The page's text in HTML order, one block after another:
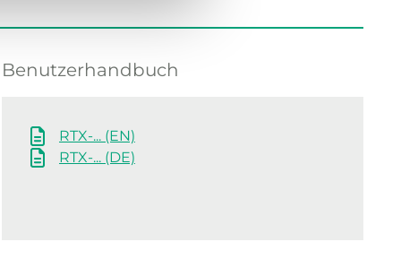
Benutzerhandbuch
RTX-... (EN)
RTX-... (DE)